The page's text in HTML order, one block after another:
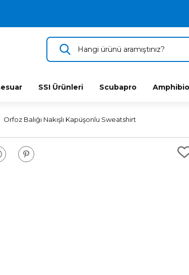
TAKSİTLİ SATIŞ
SSI Ürünleri Scubapro
Orfoz Balığı Nakışlı Kapüşonlu Sweatshirt